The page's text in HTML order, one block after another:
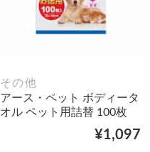
その他
アース・ペット ボディータ
オル ペット用詰替 100枚
¥1,097